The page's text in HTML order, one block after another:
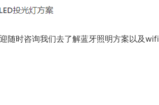
随时咨询我们去了解蓝牙照明方案以及wifi